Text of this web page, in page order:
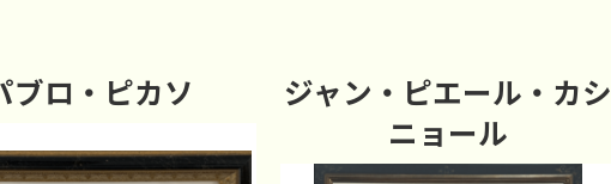
ブロ・ピカソ
ジャン・ピエール・カシ
ニョール